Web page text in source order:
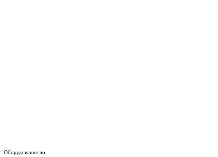
Оборудование по: